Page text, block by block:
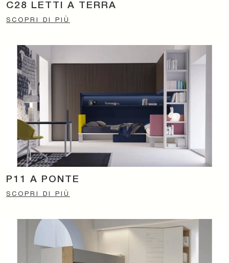
C28 LETTI A TERRA
SCOPRI DI PIÙ
P11 A PONTE
SCOPRI DI PIÙ